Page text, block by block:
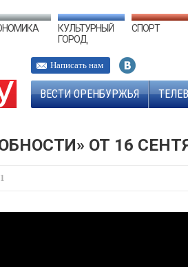
КУЛЬТУРНЫЙ
ГОРОД
СПОРТ
Написать нам
ВЕСТИ ОРЕНБУРЖЬЯ
ОТ 16